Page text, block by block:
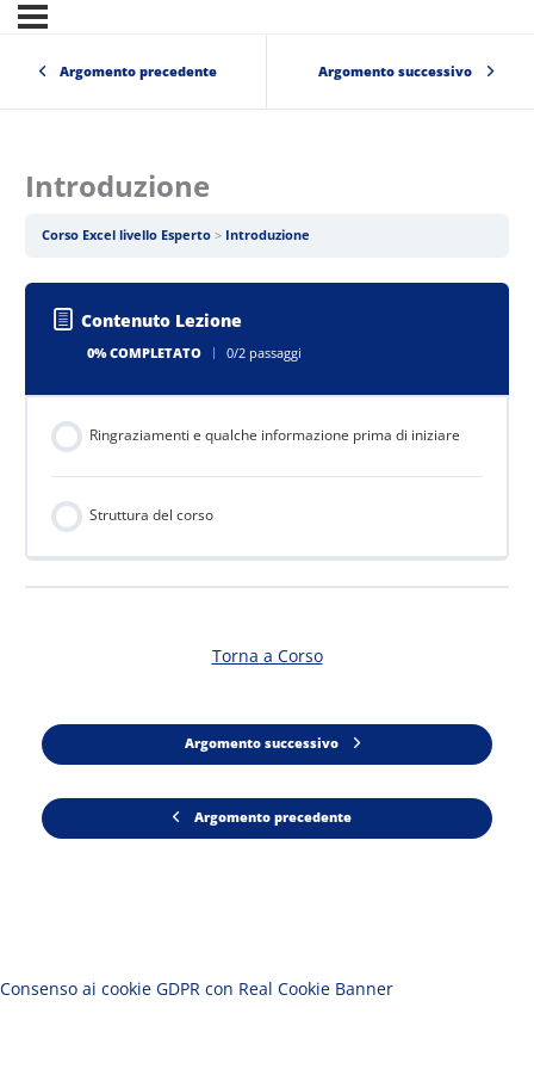
Argomento precedente Argomento successivo
Introduzione
Corso Excel livello Esperto Introduzione
Contenuto Lezione
0% COMPLETATO 0/2 passaggi
Ringraziamenti e qualche informazione prima di iniziare
Struttura del corso
Argomento precedente
Torna a Corso
Argomento successivo
Consenso ai cookie GDPR con Real Cookie Banner